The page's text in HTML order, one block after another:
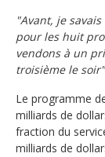
"Avant, je
pour les huit
vendons à un
troisième le
Le programme
milliards de
fraction du
milliards de